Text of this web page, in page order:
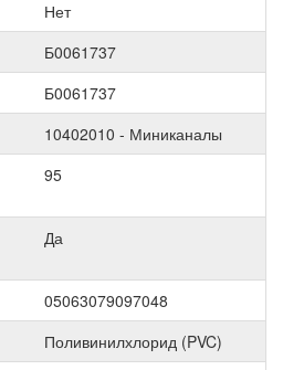
Нет
Б0061737
Б0061737
10402010 - Миниканалы
95
Да
05063079097048
Поливинилхлорид (PVC)